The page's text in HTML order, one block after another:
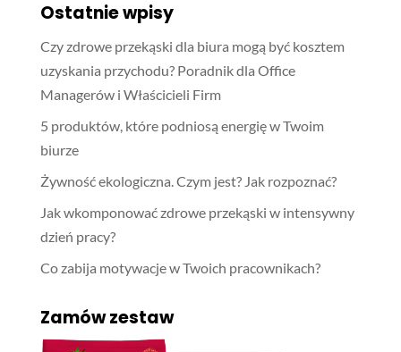
Ostatnie wpisy
Czy zdrowe przekąski dla biura mogą być kosztem
uzyskania przychodu? Poradnik dla Office
Managerów i Właścicieli Firm
5 produktów, które podniosą energię w Twoim
biurze
Żywność ekologiczna. Czym jest? Jak rozpoznać?
Jak wkomponować zdrowe przekąski w intensywny
dzień pracy?
Co zabija motywacje w Twoich pracownikach?
Zamów zestaw